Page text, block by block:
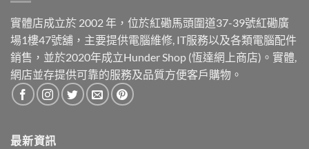
實體店成立於 2002 年，位於紅磡馬頭圍道37-39號紅磡廣
場1樓47號舖，主要提供電腦維修, IT服務以及各類電腦配件
銷售，並於2020年成立Hunder Shop (恆達網上商店)。實體,
網店並存提供可靠的服務及品質方便客戶購物。
最新資訊